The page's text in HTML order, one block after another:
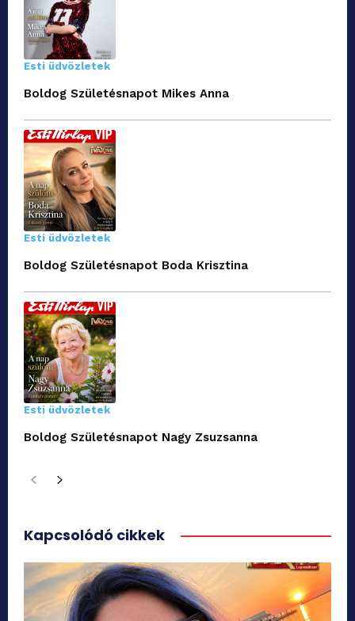
Esti üdvözletek
Boldog Születésnapot Mikes Anna
Esti üdvözletek
Boldog Születésnapot Boda Krisztina
Esti üdvözletek
Boldog Születésnapot Nagy Zsuzsanna
Kapcsolódó cikkek